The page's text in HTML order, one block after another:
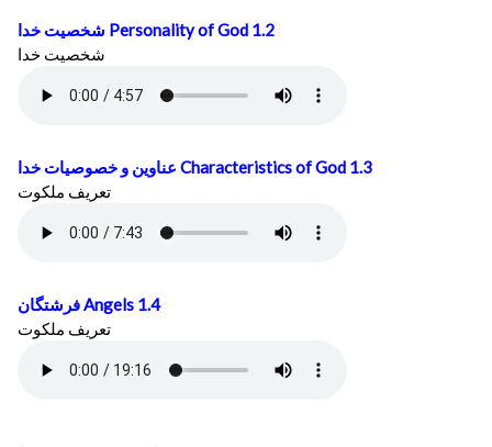
شخصيت خدا Personality of God 1.2
شخصيت خدا
عناوين و خصوصيات خدا Characteristics of God 1.3
تعريف ملكوت
Angels 1.4
تعريف ملكوت